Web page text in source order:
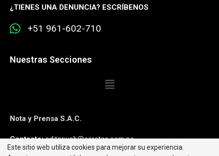
¿TIENES UNA DENUNCIA? ESCRÍBENOS
+51 961-602-710
Nuestras Secciones
Nota y Prensa S.A.C.
Contacto:editorweb@caretas.com.pe
Este sitio web utiliza cookies para mejorar su experiencia.